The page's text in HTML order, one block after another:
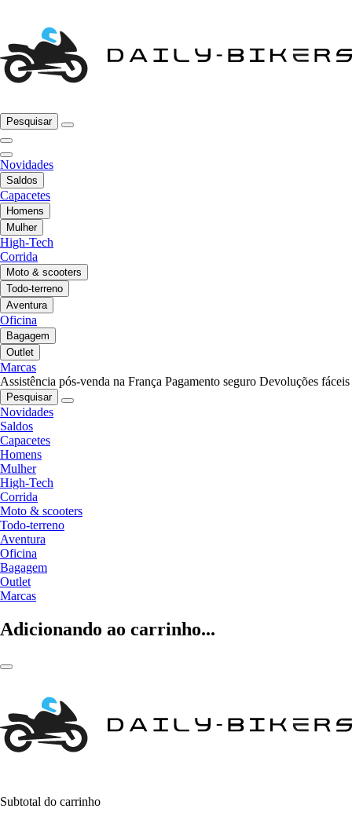
Pesquisar
Novidades
Saldos
Capacetes
Homens
Mulher
High-Tech
Corrida
Moto & scooters
Todo-terreno
Aventura
Oficina
Bagagem
Outlet
Marcas
Assistência pós-venda na França Pagamento seguro Devoluções fáceis
Pesquisar
Novidades
Saldos
Capacetes
Homens
Mulher
High-Tech
Corrida
Moto & scooters
Todo-terreno
Aventura
Oficina
Bagagem
Outlet
Marcas
Adicionando ao carrinho...
Subtotal do carrinho